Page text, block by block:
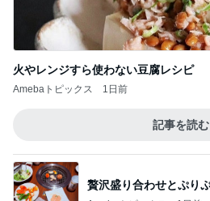
Amebaトピックス 1日前
記事を読む
Amebaトピックス 1日前
ジャンル人気記事ランキング